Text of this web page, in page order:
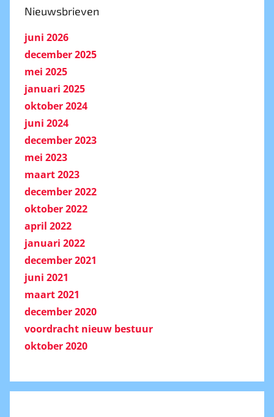
Nieuwsbrieven
juni 2026
december 2025
mei 2025
januari 2025
oktober 2024
juni 2024
december 2023
mei 2023
maart 2023
december 2022
oktober 2022
april 2022
januari 2022
december 2021
juni 2021
maart 2021
december 2020
voordracht nieuw bestuur
oktober 2020